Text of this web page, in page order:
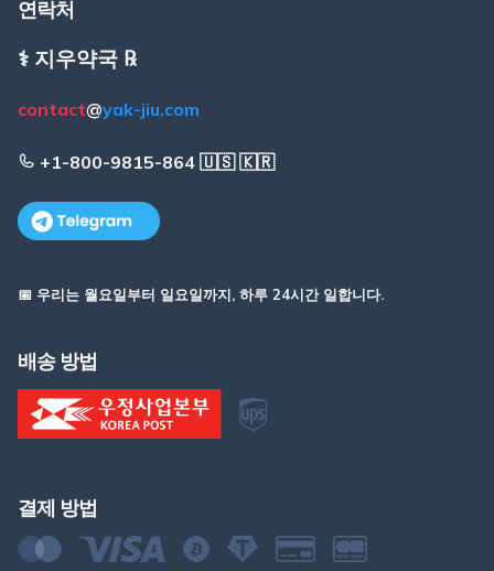
연락처
⚕️ 지우약국 ℞
contact@yak-jiu.com
+1-800-9815-864 🇺🇸 🇰🇷
📅 우리는 월요일부터 일요일까지, 하루 24시간 일합니다.
배송 방법
결제 방법